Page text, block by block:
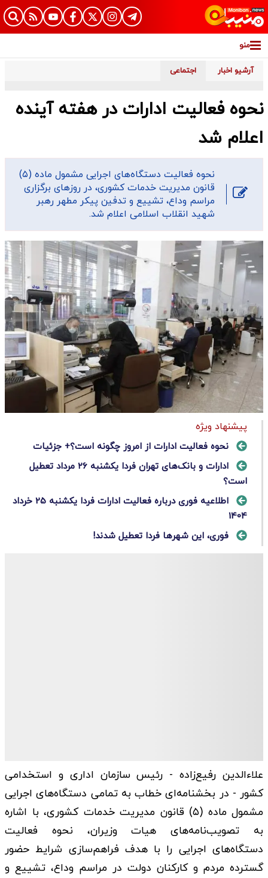
منو
آرشیو اخبار اجتماعی
نحوه فعالیت ادارات در هفته آینده
اعلام شد
نحوه فعالیت دستگاه‌های اجرایی مشمول ماده (۵)
قانون مدیریت خدمات کشوری، در روزهای برگزاری
مراسم وداع، تشییع و تدفین پیکر مطهر رهبر
شهید انقلاب اسلامی اعلام شد.
پیشنهاد ویژه
نحوه فعالیت ادارات از امروز چگونه است؟+ جزئیات
ادارات و بانک‌های تهران فردا یکشنبه ۲۶ مرداد تعطیل
است؟
اطلاعیه فوری درباره فعالیت ادارات فردا یکشنبه 25 خرداد
1404
فوری، این شهرها فردا تعطیل شدند!
علاءالدین رفیع‌زاده - رئیس سازمان اداری و استخدامی
کشور - در بخشنامه‌ای خطاب به تمامی دستگاه‌های اجرایی
مشمول ماده (۵) قانون مدیریت خدمات کشوری، با اشاره
به تصویب‌نامه‌های هیات وزیران، نحوه فعالیت
دستگاه‌های اجرایی را با هدف فراهم‌سازی شرایط حضور
گسترده مردم و کارکنان دولت در مراسم وداع، تشییع و